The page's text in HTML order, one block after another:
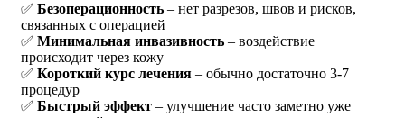
✅ Безоперационность – нет разрезов, швов и рисков,
связанных с операцией
✅ Минимальная инвазивность – воздействие
происходит через кожу
✅ Короткий курс лечения – обычно достаточно 3-7
процедур
✅ Быстрый эффект – улучшение часто заметно уже